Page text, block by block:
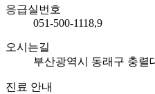
응급실번호
051-500-1118,9
오시는길
부산광역시 동래구 충렬
진료 안내